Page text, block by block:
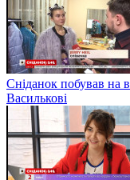
Сніданок побував на
Василькові